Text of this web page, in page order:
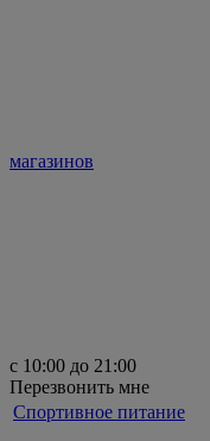
магазинов
с 10:00 до 21:00
Перезвонить мне
Спортивное питание